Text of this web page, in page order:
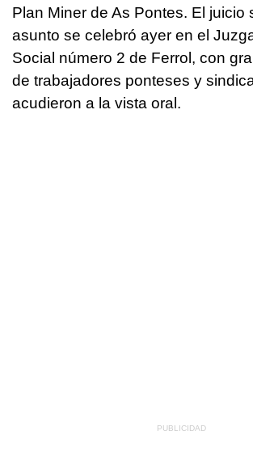
Plan Miner de As Pontes. El juicio
asunto se celebró ayer en el
Social número 2 de Ferrol, con
de trabajadores ponteses y
acudieron a la vista oral.